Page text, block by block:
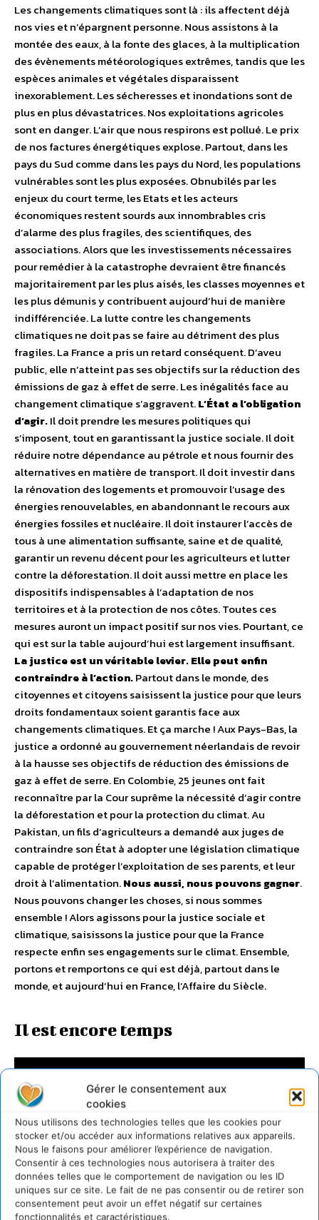
Gérer le consentement aux
cookies
Nous utilisons des technologies telles que les cookies pour
stocker et/ou accéder aux informations relatives aux appareils.
Nous le faisons pour améliorer l’expérience de navigation.
Consentir à ces technologies nous autorisera à traiter des
données telles que le comportement de navigation ou les ID
uniques sur ce site. Le fait de ne pas consentir ou de retirer son
consentement peut avoir un effet négatif sur certaines
fonctionnalités et caractéristiques.
Les changements climatiques sont là : ils affectent déjà
nos vies et n’épargnent personne. Nous assistons à la
montée des eaux, à la fonte des glaces, à la multiplication
des évènements météorologiques extrêmes, tandis que les
espèces animales et végétales disparaissent
inexorablement. Les sécheresses et inondations sont de
plus en plus dévastatrices. Nos exploitations agricoles
sont en danger. L’air que nous respirons est pollué. Le prix
de nos factures énergétiques explose. Partout, dans les
pays du Sud comme dans les pays du Nord, les populations
vulnérables sont les plus exposées. Obnubilés par les
enjeux du court terme, les Etats et les acteurs
économiques restent sourds aux innombrables cris
d’alarme des plus fragiles, des scientifiques, des
associations. Alors que les investissements nécessaires
pour remédier à la catastrophe devraient être financés
majoritairement par les plus aisés, les classes moyennes et
les plus démunis y contribuent aujourd’hui de manière
indifférenciée. La lutte contre les changements
climatiques ne doit pas se faire au détriment des plus
fragiles. La France a pris un retard conséquent. D’aveu
public, elle n’atteint pas ses objectifs sur la réduction des
émissions de gaz à effet de serre. Les inégalités face au
changement climatique s’aggravent.L’État a l’obligation
d’agir.Il doit prendre les mesures politiques qui
s’imposent, tout en garantissant la justice sociale. Il doit
réduire notre dépendance au pétrole et nous fournir des
alternatives en matière de transport. Il doit investir dans
la rénovation des logements et promouvoir l’usage des
énergies renouvelables, en abandonnant le recours aux
énergies fossiles et nucléaire. Il doit instaurer l’accès de
tous à une alimentation suffisante, saine et de qualité,
garantir un revenu décent pour les agriculteurs et lutter
contre la déforestation. Il doit aussi mettre en place les
dispositifs indispensables à l’adaptation de nos
territoires et à la protection de nos côtes. Toutes ces
mesures auront un impact positif sur nos vies. Pourtant, ce
qui est sur la table aujourd’hui est largement insuffisant.
La justice est un véritable levier. Elle peut enfin
contraindre à l’action.Partout dans le monde, des
citoyennes et citoyens saisissent la justice pour que leurs
droits fondamentaux soient garantis face aux
changements climatiques. Et ça marche ! Aux Pays-Bas, la
justice a ordonné au gouvernement néerlandais de revoir
à la hausse ses objectifs de réduction des émissions de
gaz à effet de serre. En Colombie, 25 jeunes ont fait
reconnaître par la Cour suprême la nécessité d’agir contre
la déforestation et pour la protection du climat. Au
Pakistan, un fils d’agriculteurs a demandé aux juges de
contraindre son État à adopter une législation climatique
capable de protéger l’exploitation de ses parents, et leur
droit à l’alimentation.Nous aussi, nous pouvons gagner.
Nous pouvons changer les choses, si nous sommes
ensemble ! Alors agissons pour la justice sociale et
climatique, saisissons la justice pour que la France
respecte enfin ses engagements sur le climat. Ensemble,
portons et remportons ce qui est déjà, partout dans le
monde, et aujourd’hui en France, l’Affaire du Siècle.
Il est encore temps